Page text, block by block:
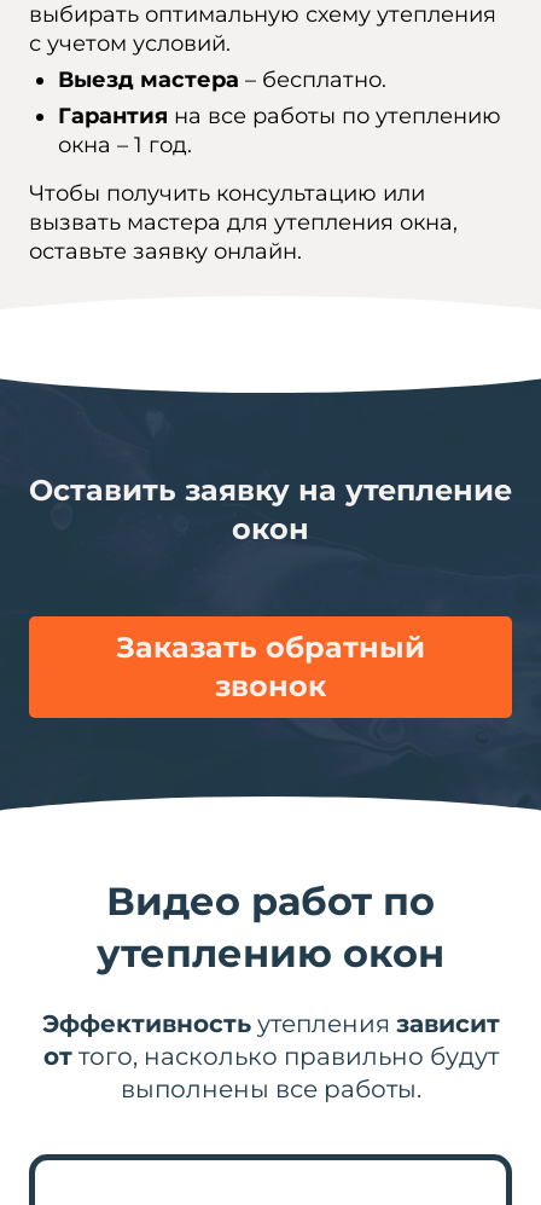
выбирать оптимальную схему утепления
с учетом условий.
Выезд мастера – бесплатно.
Гарантия на все работы по утеплению
окна – 1 год.
Чтобы получить консультацию или
вызвать мастера для утепления окна,
оставьте заявку онлайн.
Оставить заявку на утепление
окон
Заказать обратный
звонок
Видео работ по
утеплению окон
Эффективностьутепления зависит
оттого, насколько правильно будут
выполнены все работы.